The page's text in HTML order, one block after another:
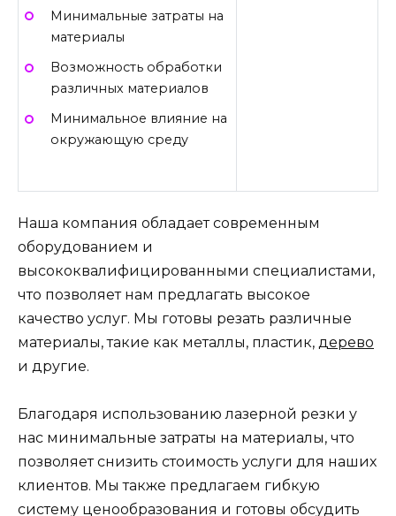
Минимальные затраты на
материалы
Возможность обработки
различных материалов
Минимальное влияние на
окружающую среду
Наша компания обладает современным
оборудованием и
высококвалифицированными специалистами,
что позволяет нам предлагать высокое
качество услуг. Мы готовы резать различные
материалы, такие как металлы, пластик, дерево
и другие.
Благодаря использованию лазерной резки у
нас минимальные затраты на материалы, что
позволяет снизить стоимость услуги для наших
клиентов. Мы также предлагаем гибкую
систему ценообразования и готовы обсудить